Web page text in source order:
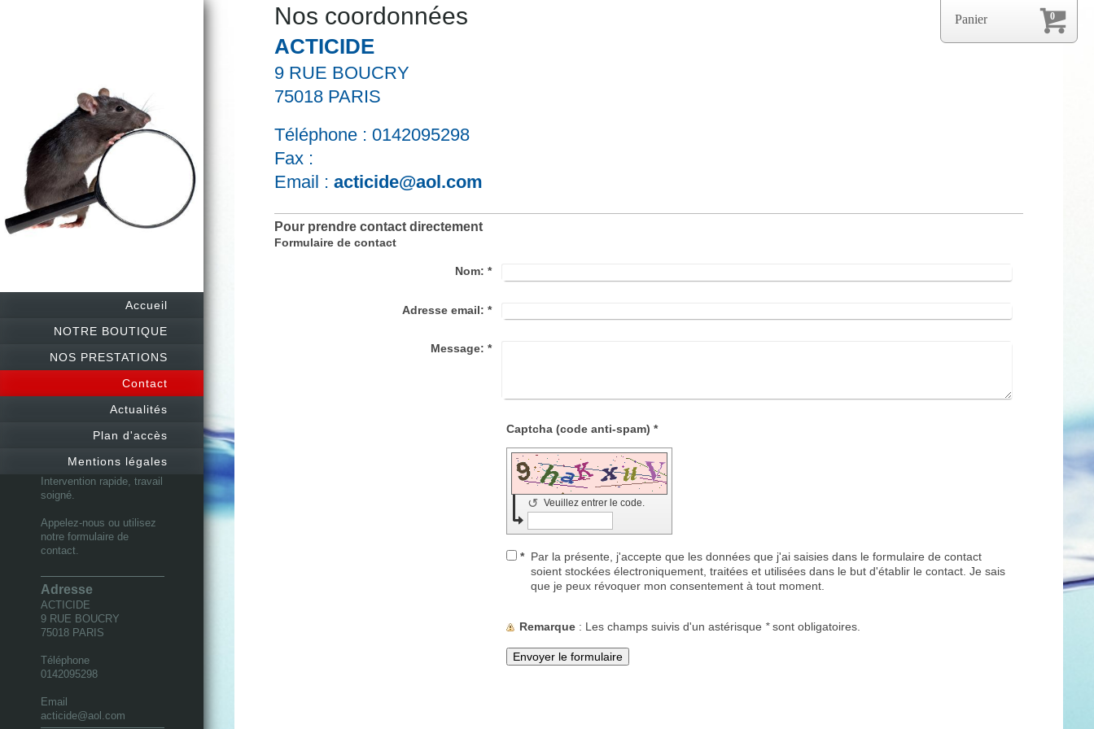
Accueil
NOTRE BOUTIQUE
NOS PRESTATIONS
Contact
Actualités
Plan d'accès
Mentions légales
Intervention rapide, travail
soigné.
Appelez-nous ou utilisez
notre formulaire de
contact.
Adresse
ACTICIDE
9 RUE BOUCRY
75018 PARIS
Téléphone
0142095298
Email
acticide@aol.com
Nos coordonnées
ACTICIDE
9 RUE BOUCRY
75018 PARIS
Téléphone : 0142095298
Fax :
Email : acticide@aol.com
Pour prendre contact directement
Formulaire de contact
Nom: *
Adresse email: *
Message: *
Captcha (code anti-spam) *
Veuillez entrer le code.
↺
* Par la présente, j'accepte que les données que j'ai saisies dans le formulaire de contact
soient stockées électroniquement, traitées et utilisées dans le but d'établir le contact. Je sais
que je peux révoquer mon consentement à tout moment.
Remarque : Les champs suivis d'un astérisque *sont obligatoires.
0
Panier